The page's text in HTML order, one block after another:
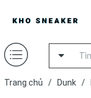
Trang chủ / Dunk /